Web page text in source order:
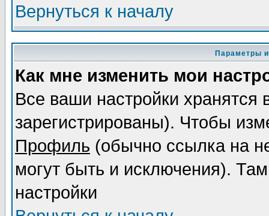
Вернуться к началу
Параметры
Как мне изменить мои
Все ваши настройки
зарегистрированы). Чтобы
Профиль (обычно ссылка на
могут быть и исключения).
настройки